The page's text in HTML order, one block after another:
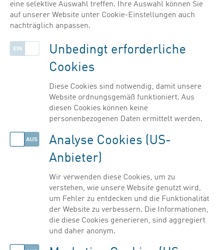
in der präklinischen Forschung tätig
in der Klinischen Forschung tätig
Filter ausblenden
Listenansicht einblenden
2
eine selektive Auswahl treffen. Ihre Auswahl können Sie
auf unserer Website unter Cookie-Einstellungen auch
nachträglich anpassen.
Unbedingt erforderliche
Cookies
Diese Cookies sind notwendig, damit unsere
Website ordnungsgemäß funktioniert. Aus
diesen Cookies können keine
personenbezogenen Daten ermittelt werden.
Analyse Cookies (US-
Anbieter)
Wir verwenden diese Cookies, um zu
verstehen, wie unsere Website genutzt wird,
um Fehler zu entdecken und die Funktionalität
der Website zu verbessern. Die Informationen,
die diese Cookies generieren, sind aggregiert
und daher anonym.